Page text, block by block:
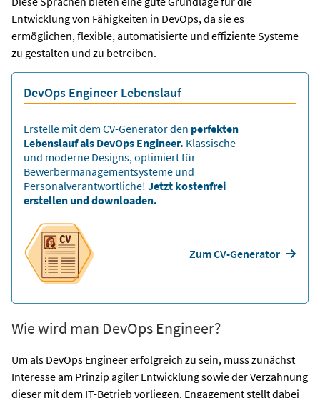
Entwicklung von Fähigkeiten in DevOps, da sie es
ermöglichen, flexible, automatisierte und effiziente Systeme
zu gestalten und zu betreiben.
DevOps Engineer Lebenslauf
Erstelle mit dem CV-Generator den perfekten
Lebenslauf als DevOps Engineer. Klassische
und moderne Designs, optimiert für
Bewerbermanagementsysteme und
Personalverantwortliche! Jetzt kostenfrei
erstellen und downloaden.
Zum CV-Generator
Wie wird man DevOps Engineer?
Um als DevOps Engineer erfolgreich zu sein, muss zunächst
Interesse am Prinzip agiler Entwicklung sowie der Verzahnung
dieser mit dem IT-Betrieb vorliegen. Engagement stellt dabei